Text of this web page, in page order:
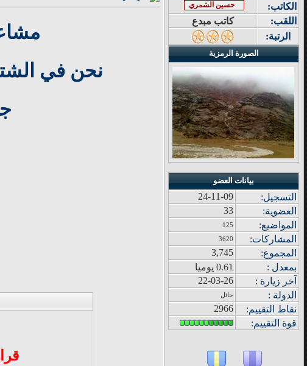
الكاتب: حسين الشمري
اللقب:
كاتب مبدع
الرتبة:
الصورة الرمزية
بيانات العضو
التسجيل:
24-11-09
العضوية:
33
المواضيع:
125
المشاركات:
3620
المجموع:
3,745
بمعدل :
0.61 يوميا
خر زيار ة :
22-03-26
الدولة : حائل
نقاط التقييم:
2966
قوة التقييم:
نحن في